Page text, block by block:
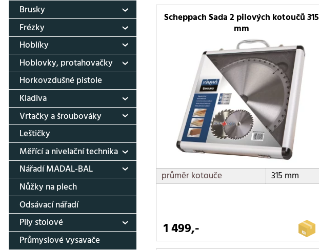
Brusky
Frézky
Hoblíky
Hoblovky, protahovačky
Horkovzdušné pistole
Kladiva
Vrtačky a šroubováky
Leštičky
Měřící a nivelační technika
Nářadí MADAL-BAL
Nůžky na plech
Odsávací nářadí
Pily stolové
Průmyslové vysavače
Scheppach Sada 2 pilových kotoučů 315
mm
průměr kotouče 315 mm
1 499,-